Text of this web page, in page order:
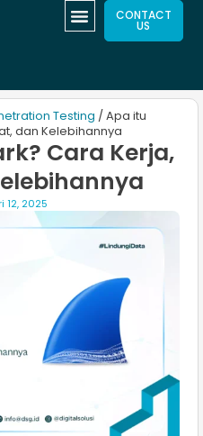
CONTACT
US
Testing / Apa itu
dan Kelebihannya
Cara Kerja,
12, 2025